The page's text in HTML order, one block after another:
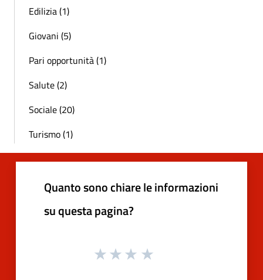
Edilizia (1)
Giovani (5)
Pari opportunità (1)
Salute (2)
Sociale (20)
Turismo (1)
Quanto sono chiare le informazioni
su questa pagina?